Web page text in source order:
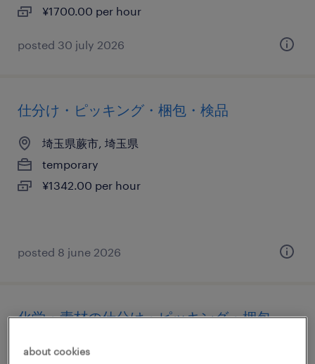
¥1700.00 per hour
posted 30 july 2026
仕分け・ピッキング・梱包・検品
埼玉県蕨市, 埼玉県
temporary
¥1342.00 per hour
posted 8 june 2026
化学・素材の仕分け・ピッキング・梱包、
about cookies